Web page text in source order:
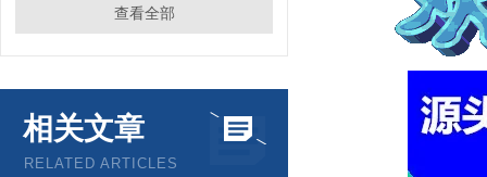
查看全部
相关文章
RELATED ARTICLES